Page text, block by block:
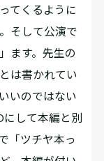
てくるように
そして公演で
ます。先生の
は書かれてい
いのではない
にして本編と別
「ツチヤ本っ